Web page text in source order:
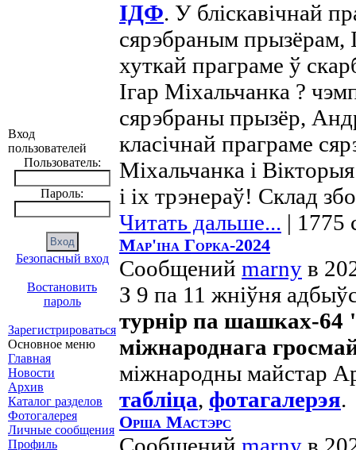
Вход
пользователей
Пользователь:
Пароль:
Безопасный вход
Востановить
пароль
Зарегистрироваться
Основное меню
Главная
Новости
Архив
Каталог разделов
Фотогалерея
Личные сообщения
Профиль
ІДФ. У бліскавічнай
сярэбраным прызёрам,
хуткай праграме ў
Ігар Міхальчанка ?
сярэбраны прызёр,
класічнай праграме
Міхальчанка і
і іх трэнераў! Склад
Читать дальше... | 1775
Мар'іна Горка-2024
Сообщений marny в
З 9 па 11 жніўня
турнір па шашках-64
міжнароднага
міжнародны майстар
табліца, фотагалерэя.
Орша Мастэрс